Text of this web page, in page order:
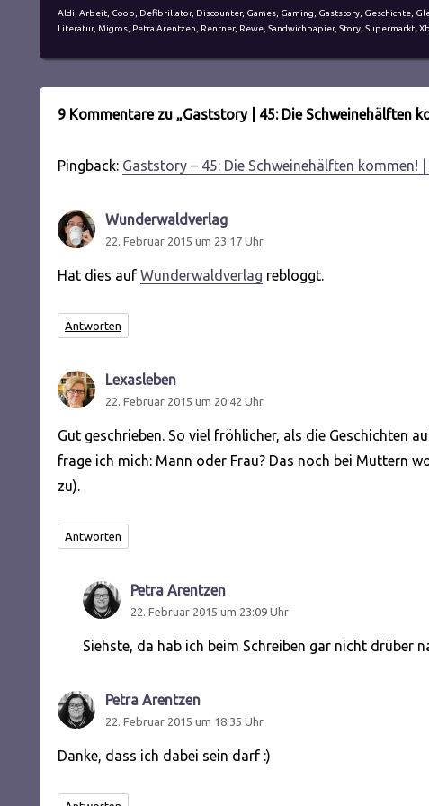
Schlagwörter
Aldi Arbeit Coop Defibrillator, Discounter, Games Gaming Gaststory Geschichte
Literatur, Migros Petra Arentzen Rentner, Rewe Sandwichpapier, Story Supermarkt
9 Kommentare zu „Gaststory | 45: Die Schweinehälften
Pingback: Gaststory – 45: Die Schweinehälften kommen!
Wunderwaldverlag
22. Februar 2015 um 23:17 Uhr
Hat dies auf Wunderwaldverlag rebloggt.
Antworten
Lexasleben
22. Februar 2015 um 20:42 Uhr
Gut geschrieben. So viel fröhlicher, als die Geschichten
frage ich mich: Mann oder Frau? Das noch bei Muttern
zu).
Antworten
Petra Arentzen
22. Februar 2015 um 23:09 Uhr
Siehste, da hab ich beim Schreiben gar nicht drüber
Petra Arentzen
22. Februar 2015 um 18:35 Uhr
Danke, dass ich dabei sein darf :)